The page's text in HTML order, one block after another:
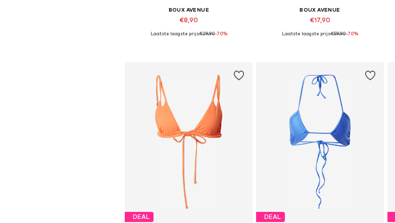
BOUX AVENUE
€8,90
Beschikbare maten: 70
Laatste laagste prijs:€29,90-70%
BOUX AVENUE
€17,90
Beschikbare maten: 65 D, 70 C
Laatste laagste prijs:€59,90-70%
DEAL DEAL